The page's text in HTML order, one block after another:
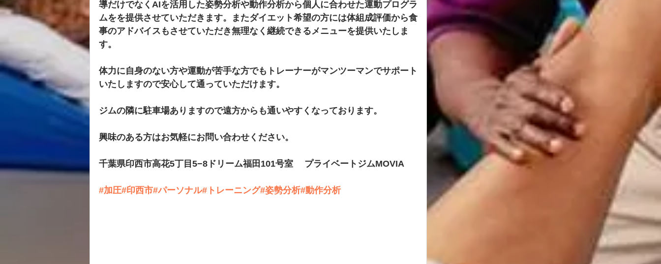
導だけでなくAIを活用した姿勢分析や動作分析から個人に合わせた運動プログラ
ムをを提供させていただきます。またダイエット希望の方には体組成評価から食
事のアドバイスもさせていただき無理なく継続できるメニューを提供いたしま
す。
体力に自身のない方や運動が苦手な方でもトレーナーがマンツーマンでサポート
いたしますので安心して通っていただけます。
ジムの隣に駐車場ありますので遠方からも通いやすくなっております。
興味のある方はお気軽にお問い合わせください。
千葉県印西市高花5丁目5−8ドリーム福田101号室　 プライベートジムMOVIA
#加圧#印西市#パーソナル#トレーニング#姿勢分析#動作分析